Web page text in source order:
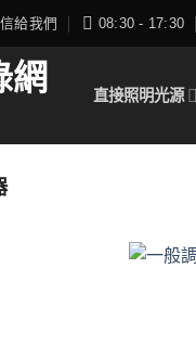
給我們 08:30 - 17:30
直接照明光源